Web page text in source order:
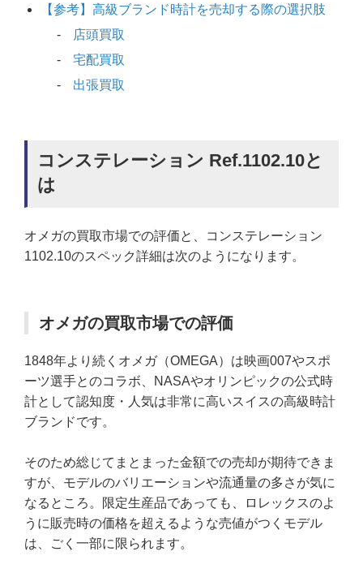
【参考】高級ブランド時計を売却する際の選択肢
店頭買取
宅配買取
出張買取
コンステレーション Ref.1102.10と
は
オメガの買取市場での評価と、コンステレーション
1102.10のスペック詳細は次のようになります。
オメガの買取市場での評価
1848年より続くオメガ（OMEGA）は映画007やスポ
ーツ選手とのコラボ、NASAやオリンピックの公式時
計として認知度・人気は非常に高いスイスの高級時計
ブランドです。
そのため総じてまとまった金額での売却が期待できま
すが、モデルのバリエーションや流通量の多さが気に
なるところ。限定生産品であっても、ロレックスのよ
うに販売時の価格を超えるような売値がつくモデル
は、ごく一部に限られます。